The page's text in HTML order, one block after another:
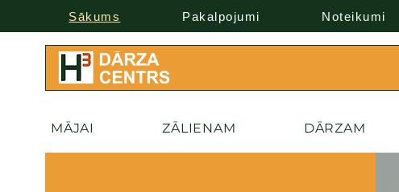
Sākums Pakalpojumi Noteikumi
MĀJAI ZĀLIENAM DĀRZAM